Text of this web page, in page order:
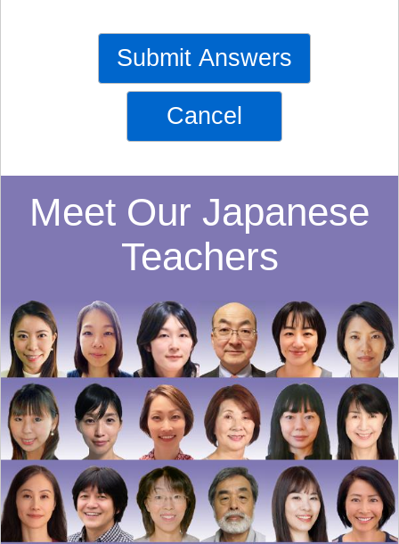
Submit Answers
Cancel
Meet Our Japanese
Teachers